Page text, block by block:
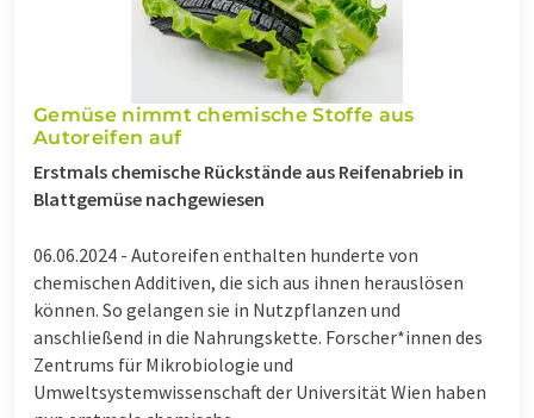
Gemüse nimmt chemische Stoffe aus
Autoreifen auf
Erstmals chemische Rückstände aus Reifenabrieb in
Blattgemüse nachgewiesen
06.06.2024 - Autoreifen enthalten hunderte von
chemischen Additiven, die sich aus ihnen herauslösen
können. So gelangen sie in Nutzpflanzen und
anschließend in die Nahrungskette. Forscher*innen des
Zentrums für Mikrobiologie und
Umweltsystemwissenschaft der Universität Wien haben